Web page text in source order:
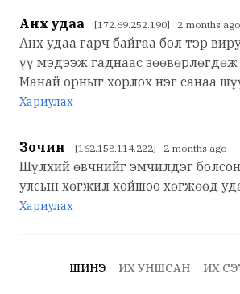
Анх удаа [172.69.252.190] 2 months ago
Анх удаа гарч байгаа бол тэр
үү мэдээж гаднаас
Манай орныг хорлох нэг санаа
Хариулах
Зочин [162.158.114.222] 2 months ago
Шүлхий өвчнийг эмчилдэг
улсын хөгжил хойшоо хөгжөөд
Хариулах
ШИНЭ ИХ УНШСАН ИХ